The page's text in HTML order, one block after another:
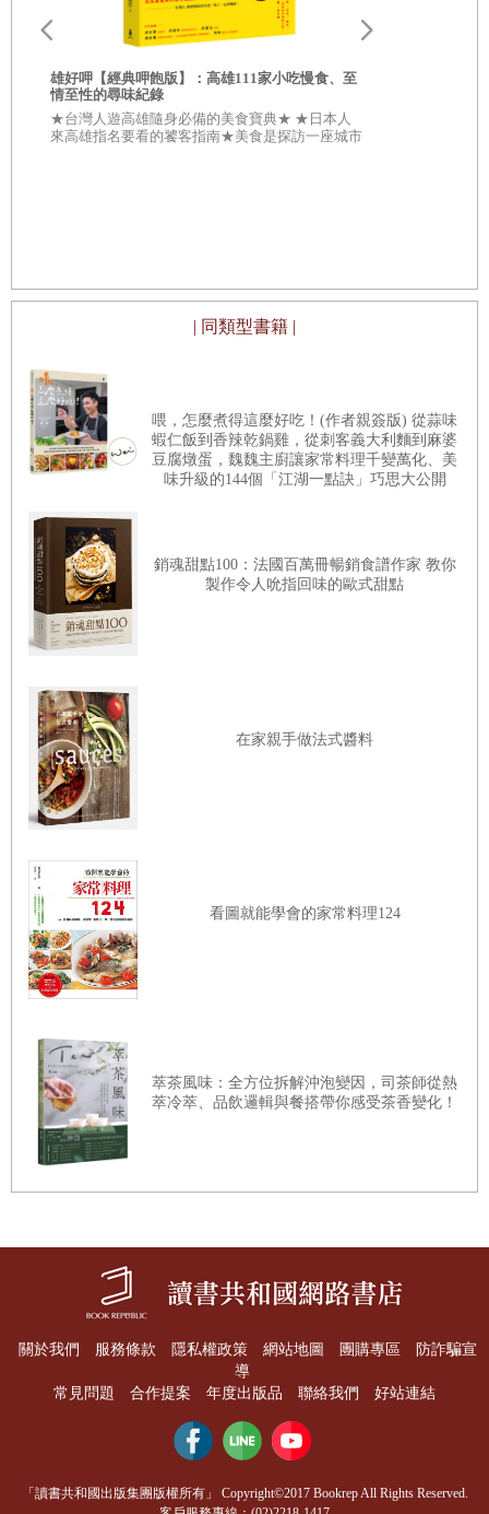
享受濃郁風味 法蘭絨濾布
最需要精細挑選磨豆機
控制注水大小手沖壺
第三章 如何找到自己喜歡的咖啡豆
到底什麼是「精品咖啡」？
其實很複雜的咖啡風味
我所喜愛的「美味咖啡」
先喝不同烘焙程度來比較
左右咖啡印象的關鍵
日曬處理法
水洗處理法
蜜處理法／厭氧處理法
是風味也是特徵
鍛鍊味覺也很重要
咖啡風味的表現
咖啡的品鑑方法
試著評價一下咖啡吧
Column 3 在產地感受到的事
第四章 調整4:6法參數，讓咖啡更合你的口味
為什麼不同店家或書籍有不同的沖煮參數？
4:6法的調整範例
1. 改變注水量──第1、2次注水
4. 改變注水次數──1注到底
透過注水方式控制萃取率
2. 烘焙已久的咖啡
品鑑咖啡風味的指標
啡的詮釋是相當親和的。手把手的圖解教學，清楚的示範，
但他的知識基礎建構在SCA的教學系統上，屬於平易近人、
容易引人入勝的風格。悅讀本書，除了加深你的咖啡萃取觀
王詩如Lulu｜傑恩咖啡主理人
「歡迎來到LOCA俱樂部！」在翻閱這本書的過程中，讓我
邊看邊打從心裡湧出笑意。「LOCA」是西班牙文「瘋狂」
的意思，第一次接觸到這個詞彙，適時我在宏都拉斯進行
「從產地起跑小農計畫」，跟小農們分享我在咖啡領域中所
就用「LOCA」來稱呼我。我在粕谷哲的書中，也看到了這
股高昂的熱情和精神。
如果在網路上搜尋關鍵字「4：6沖煮法」，會有超過3千萬
項的結果，這是非常驚人的成就！可以說，只要想測試咖啡
四處搜尋片段的摘要，我會建議讀者完讀本書，書中提供了
完整的「4：6沖煮法」概念，甚至是遇到不同豆子、想要不
同風味，都可以在本書中找到重組參數的脈絡。
拿下比賽冠軍，只是粕谷哲進入創作設計的起點，作者先是
軸，為讀者們提供更清晰的模組來理解不同濾杯的沖煮特
色。緊接著分享自身開發的多款咖啡器材，完整貫穿從沖煮
到品飲的體驗。見證了一連串透過不斷探索、嘗試開發和積
極分享，保持頂尖進步的原動力。
的選手，照著評分表的項目，可以很具體地做出符合評分表
定義的高分咖啡。但是如何在生活中幫助每個人找到自身喜
歡的咖啡，就必須換位思考，作者從消費者最容易體察的差
異著手，先討論較具象的「烘焙度」、「生豆處理」的差
在實體客服上。
這本書不是提供讀者「看完就會變成世界冠軍」的速成法
則。整本書的闡述方式，就像作者本身一樣是個平易近人的
暖男，貼心地為每種沖煮方式細部分格；咖啡入門者只要照
著書中的步驟，一步一步地實踐，除了能成功上手「4：6沖
另外，我特別想分享，這本書為讀者提供了滿滿的正能量，
雄好呷【經典呷飽版】：高雄111家小吃慢食、至
情至性的尋味紀錄
★台灣人遊高雄隨身必備的美食寶典★ ★日本人
來高雄指名要看的饕客指南★美食是探訪一座城市
| 同類型書籍 |
喂，怎麼煮得這麼好吃！(作者親簽版) 從蒜味
蝦仁飯到香辣乾鍋雞，從刺客義大利麵到麻婆
豆腐燉蛋，魏魏主廚讓家常料理千變萬化、美
味升級的144個「江湖一點訣」巧思大公開
銷魂甜點100：法國百萬冊暢銷食譜作家 教你
製作令人吮指回味的歐式甜點
在家親手做法式醬料
看圖就能學會的家常料理124
萃茶風味：全方位拆解沖泡變因，司茶師從熱
萃冷萃、品飲邏輯與餐搭帶你感受茶香變化！
關於我們 服務條款 隱私權政策 網站地圖 團購專區
防詐騙宣
導
常見問題
合作提案 年度出版品 聯絡我們 好站連結
「讀書共和國出版集團版權所有」 Copyright©2017 Bookrep All Rights Reserved.